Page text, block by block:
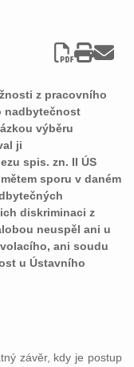
z pracovního
nadbytečnost
výběru
ji
spis. zn. II ÚS
sporu v daném
diskriminaci z
neuspěl ani u
ani soudu
u Ústavního
závěr, kdy je postup